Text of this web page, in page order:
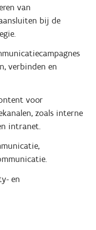
van
bij de
verbinden en
voor
zoals interne
intranet.
en